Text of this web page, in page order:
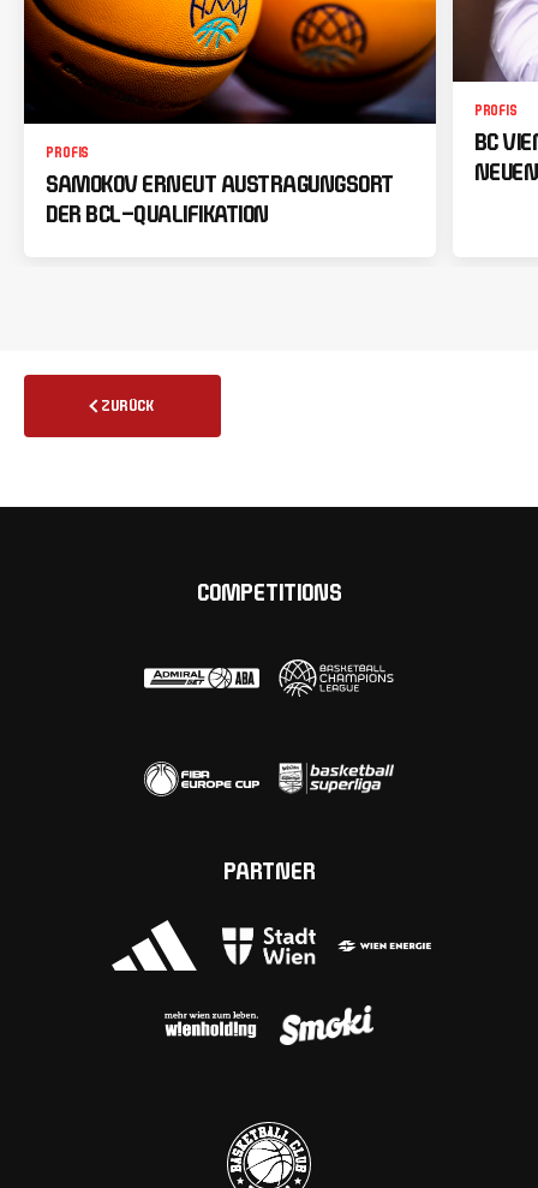
PROFIS
SAMOKOV ERNEUT AUSTRAGUNGSORT
DER BCL-QUALIFIKATION
PROFIS
BC
ZURÜCK
COMPETITIONS
PARTNER